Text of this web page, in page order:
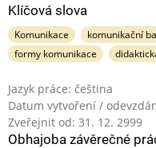
Klíčová slova
Komunikace komunikační
formy komunikace
Jazyk práce: čeština
Datum vytvoření /
Zveřejnit od: 31. 12. 2999
Obhajoba závěrečné